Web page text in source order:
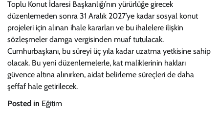
Toplu Konut İdaresi Başkanlığı’nın yürürlüğe girecek
düzenlemeden sonra 31 Aralık 2027’ye kadar sosyal konut
projeleri için alınan ihale kararları ve bu ihalelere ilişkin
sözleşmeler damga vergisinden muaf tutulacak.
Cumhurbaşkanı, bu süreyi üç yıla kadar uzatma yetkisine sahip
olacak. Bu yeni düzenlemelerle, kat maliklerinin hakları
güvence altına alınırken, aidat belirleme süreçleri de daha
şeffaf hale getirilecek.
Posted in Eğitim